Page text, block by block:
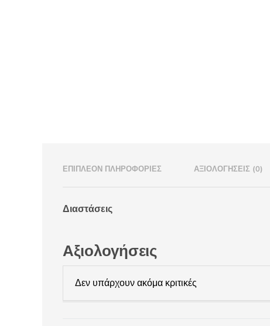
ΕΠΙΠΛΈΟΝ ΠΛΗΡΟΦΟΡΊΕΣ ΑΞΙΟΛΟΓΉΣΕΙΣ (0)
Διαστάσεις
Αξιολογήσεις
Δεν υπάρχουν ακόμα κριτικές